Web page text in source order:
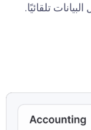
تلقائيًا.